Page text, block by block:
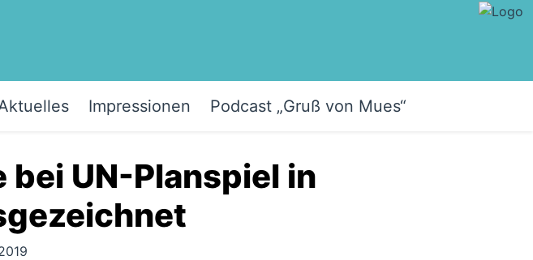
Impressionen Podcast „Gruß von Mues“
UN-Planspiel in